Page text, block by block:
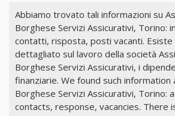
Abbiamo trovato tali informazioni su
Borghese Servizi Assicurativi, Torino:
contatti, risposta, posti vacanti.
dettagliato sul lavoro della società
Borghese Servizi Assicurativi, i
finanziarie. We found such information
Borghese Servizi Assicurativi, Torino:
contacts, response, vacancies. There